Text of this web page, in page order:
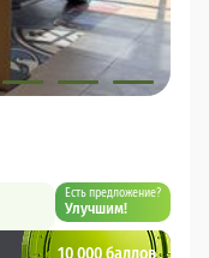
Есть предложение?
Улучшим!
10 000 баллов